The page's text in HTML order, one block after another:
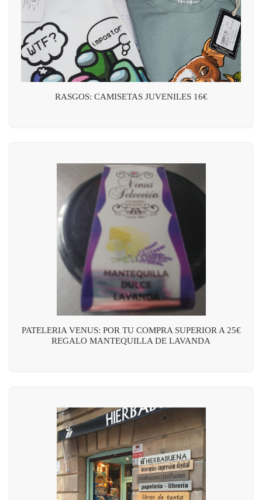
RASGOS: CAMISETAS JUVENILES 16€
PATELERIA VENUS: POR TU COMPRA SUPERIOR A 25€
REGALO MANTEQUILLA DE LAVANDA